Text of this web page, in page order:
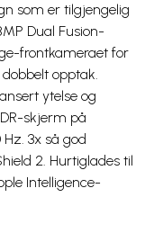
som er tilgjengelig
Dual Fusion-
frontkameraet for
opptak.
ytelse og
skjerm på
3x så god
2. Hurtiglades til
Intelligence-